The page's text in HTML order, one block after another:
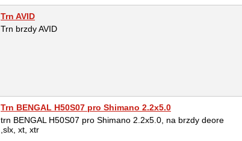
Trn AVID
Trn brzdy AVID
Trn BENGAL H50S07 pro Shimano 2.2x5.0
trn BENGAL H50S07 pro Shimano 2.2x5.0, na brzdy deore
,slx, xt, xtr